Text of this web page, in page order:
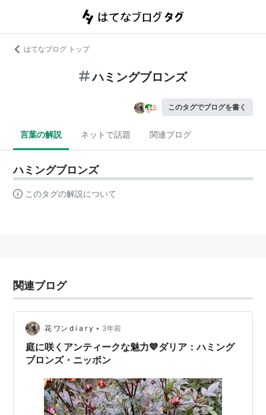
はてなブログ トップ
ハミングブロンズ
このタグでブログを書く
言葉の解説 ネットで話題 関連ブログ
ハミングブロンズ
このタグの解説について
関連ブログ
花 ワン d i a r y • 3年前
庭に咲くアンティークな魅力💙ダリア：ハミング
ブロンズ・ニッポン